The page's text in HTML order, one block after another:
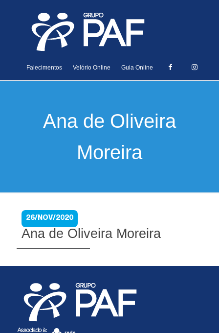
Falecimentos Velório Online Guia Online
Ana de Oliveira
Moreira
26/NOV/2020
Ana de Oliveira Moreira